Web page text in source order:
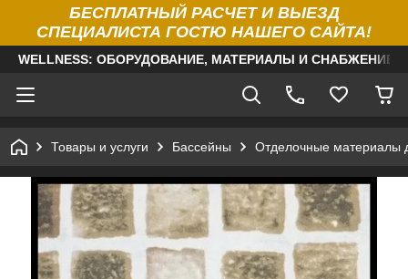
БЕСПЛАТНЫЙ РАСЧЕТ И ВЫЕЗД
СПЕЦИАЛИСТА ГОСТЮ НАШЕГО САЙТА!
WELLNESS: ОБОРУДОВАНИЕ, МАТЕРИАЛЫ И
Товары и услуги Бассейны Отделочные материалы